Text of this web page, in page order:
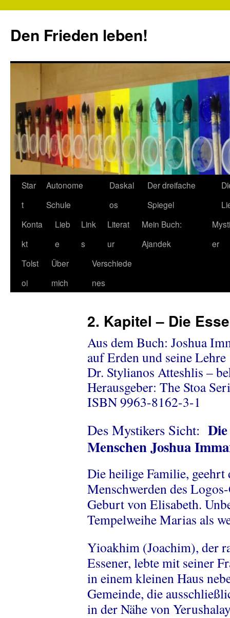
springen
Den Frieden leben!
Star
t
Autonome
Schule
Daskal
os
Der dreifache
Spiegel
Konta
kt
Lieb
e
Link
s
Literat
ur
Mein Buch:
Ajandek
er
Tolst
oi
Über
mich
Verschiede
nes
2. Kapitel – Die
Aus dem Buch: Joshua
auf Erden und seine Lehre
Dr. Stylianos Atteshlis –
Herausgeber: The Stoa
ISBN 9963-8162-3-1
Des Mystikers Sicht:
Menschen Joshua
Die heilige Familie,
Menschwerden des
Geburt von Elisabeth.
Tempelweihe Marias als
Yioakhim (Joachim), der
Essener, lebte mit seiner
in einem kleinen Haus
Gemeinde, die
in der Nähe von